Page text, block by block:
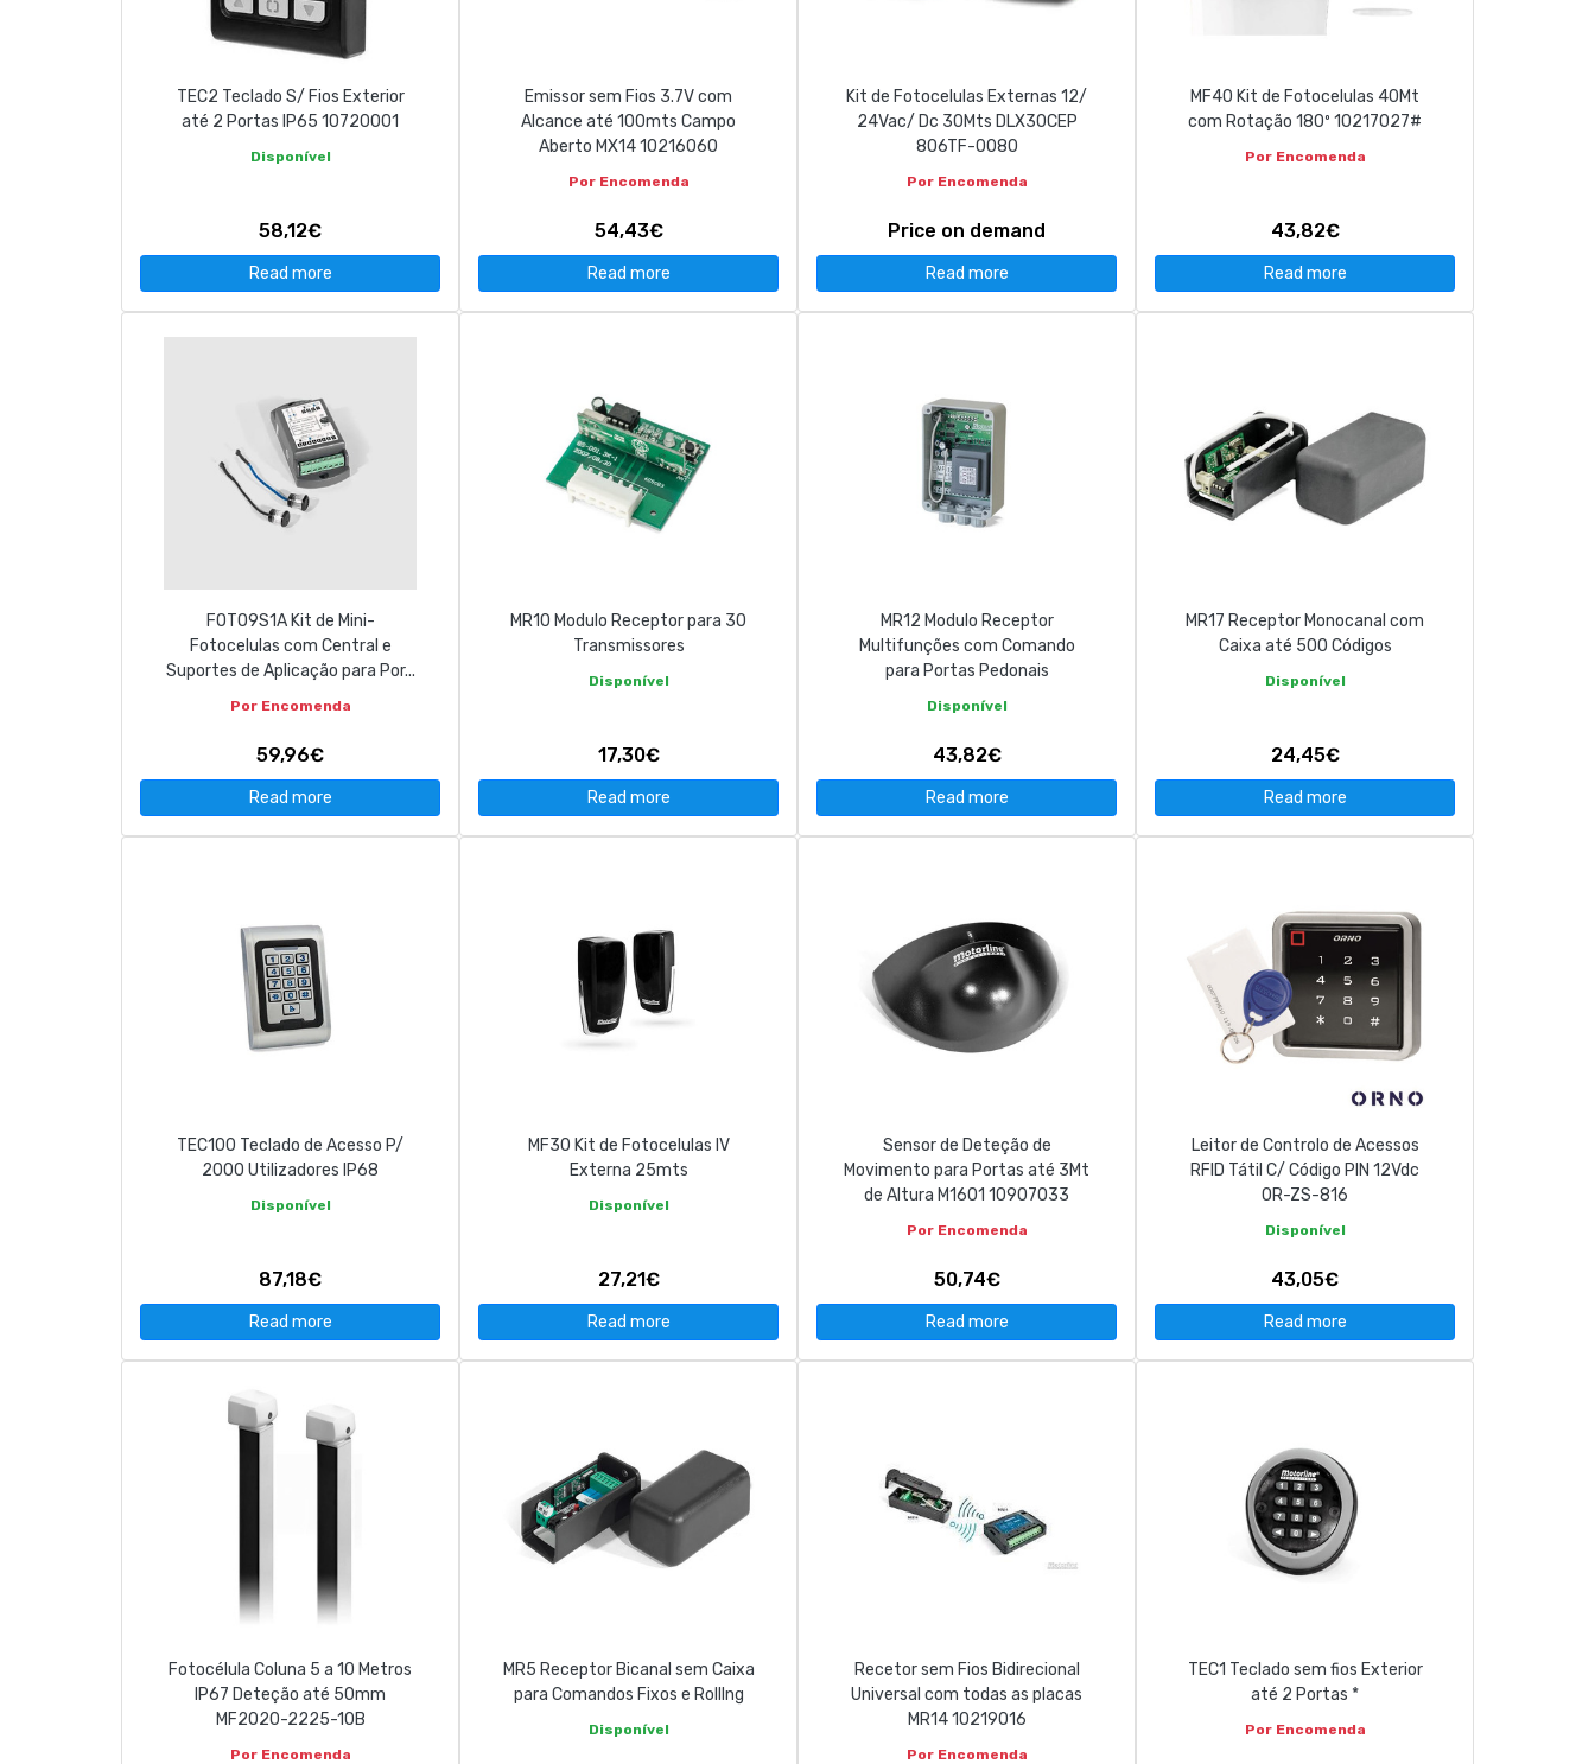
geral@luxivo.pt
TEC2 Teclado S/ Fios Exterior
até 2 Portas IP65 10720001
Disponível
58,12€
Read more
Emissor sem Fios 3.7V com
Alcance até 100mts Campo
Aberto MX14 10216060
Por Encomenda
54,43€
Read more
Kit de Fotocelulas Externas 12/
24Vac/ Dc 30Mts DLX30CEP
806TF-0080
Por Encomenda
Price on demand
Read more
MF40 Kit de Fotocelulas 40Mt
com Rotação 180º 10217027#
Por Encomenda
43,82€
Read more
FOTO9S1A Kit de Mini-
Fotocelulas com Central e
Suportes de Aplicação para Por...
Por Encomenda
59,96€
Read more
MR10 Modulo Receptor para 30
Transmissores
Disponível
17,30€
Read more
MR12 Modulo Receptor
Multifunções com Comando
para Portas Pedonais
Disponível
43,82€
Read more
MR17 Receptor Monocanal com
Caixa até 500 Códigos
Disponível
24,45€
Read more
TEC100 Teclado de Acesso P/
2000 Utilizadores IP68
Disponível
87,18€
Read more
MF30 Kit de Fotocelulas IV
Externa 25mts
Disponível
27,21€
Read more
Sensor de Deteção de
Movimento para Portas até 3Mt
de Altura M1601 10907033
Por Encomenda
50,74€
Read more
Leitor de Controlo de Acessos
RFID Tátil C/ Código PIN 12Vdc
OR-ZS-816
Disponível
43,05€
Read more
Fotocélula Coluna 5 a 10 Metros
IP67 Deteção até 50mm
MF2020-2225-10B
Por Encomenda
MR5 Receptor Bicanal sem Caixa
para Comandos Fixos e Rolllng
Disponível
Recetor sem Fios Bidirecional
Universal com todas as placas
MR14 10219016
Por Encomenda
TEC1 Teclado sem fios Exterior
até 2 Portas *
Por Encomenda